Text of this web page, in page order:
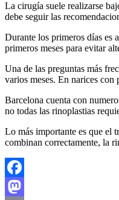
La cirugía suele realizarse
debe seguir las
Durante los primeros días es
primeros meses para evitar
Una de las preguntas más
varios meses. En narices con
Barcelona cuenta con
no todas las rinoplastias
Lo más importante es que el
combinan correctamente, la
Facebook